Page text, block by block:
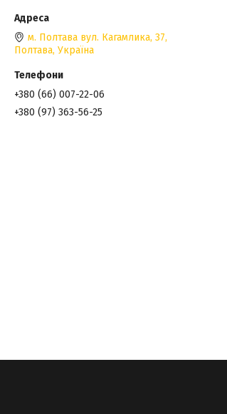
м. Полтава вул. Кагамлика, 37,
Полтава, Україна
+380 (66) 007-22-06
+380 (97) 363-56-25